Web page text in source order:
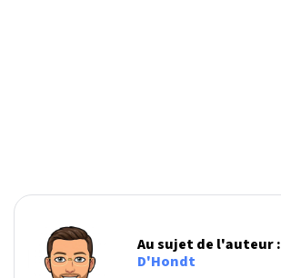
Au sujet de l'auteur :
D'Hondt